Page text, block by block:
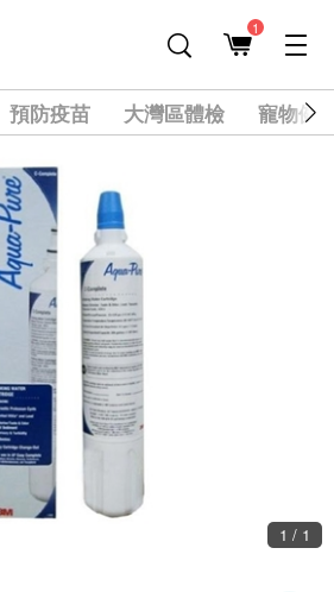
1
預防疫苗 大灣區體檢 寵物健
1 / 1